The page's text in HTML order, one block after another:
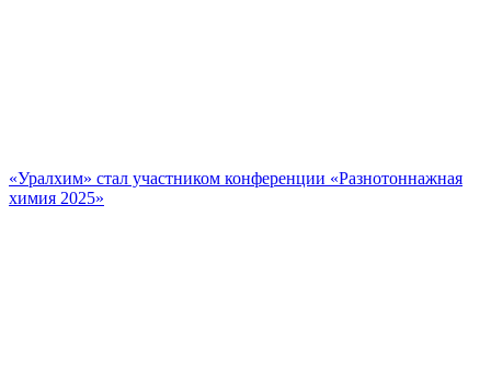
«Уралхим» стал участником конференции «Разнотоннажная
химия 2025»